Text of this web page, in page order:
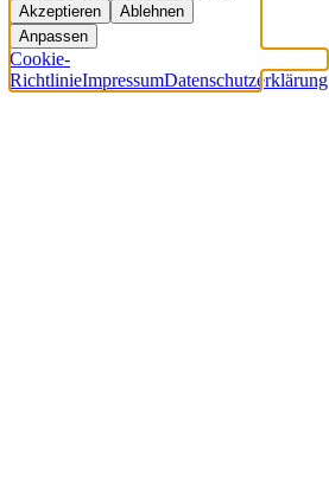
Akzeptieren
Ablehnen
Anpassen
Cookie-
RichtlinieImpressumDatenschutzerklärung